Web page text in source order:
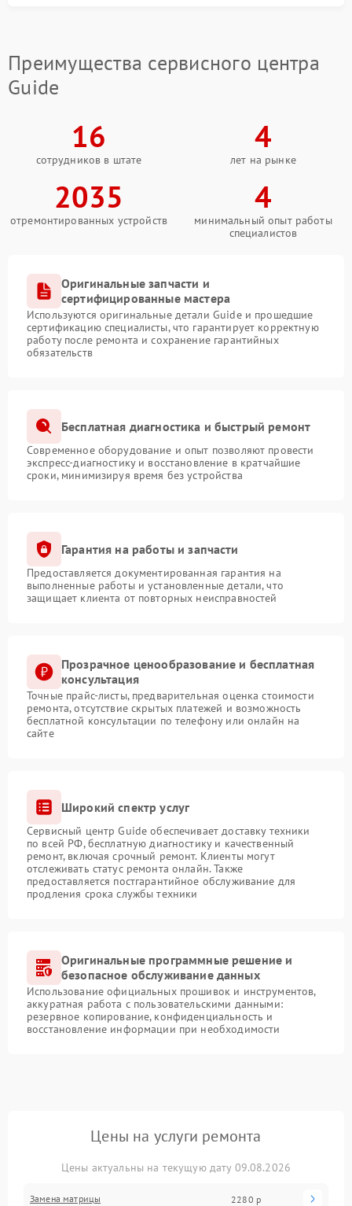
Преимущества сервисного центра
Guide
16
сотрудников в штате
4
лет на рынке
2035
отремонтированных устройств
4
минимальный опыт работы
специалистов
Оригинальные запчасти и
сертифицированные мастера
Используются оригинальные детали Guide и прошедшие
сертификацию специалисты, что гарантирует корректную
работу после ремонта и сохранение гарантийных
обязательств
Бесплатная диагностика и быстрый ремонт
Современное оборудование и опыт позволяют провести
экспресс-диагностику и восстановление в кратчайшие
сроки, минимизируя время без устройства
Гарантия на работы и запчасти
Предоставляется документированная гарантия на
выполненные работы и установленные детали, что
защищает клиента от повторных неисправностей
Прозрачное ценообразование и бесплатная
консультация
Точные прайс-листы, предварительная оценка стоимости
ремонта, отсутствие скрытых платежей и возможность
бесплатной консультации по телефону или онлайн на
сайте
Широкий спектр услуг
Сервисный центр Guide обеспечивает доставку техники
по всей РФ, бесплатную диагностику и качественный
ремонт, включая срочный ремонт. Клиенты могут
отслеживать статус ремонта онлайн. Также
предоставляется постгарантийное обслуживание для
продления срока службы техники
Оригинальные программные решение и
безопасное обслуживание данных
Использование официальных прошивок и инструментов,
аккуратная работа с пользовательскими данными:
резервное копирование, конфиденциальность и
восстановление информации при необходимости
Цены на услуги ремонта
Цены актуальны на текущую дату 09.08.2026
Замена матрицы 2280 р